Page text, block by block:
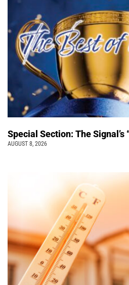
Special Section: The Signal’s
AUGUST 8, 2026